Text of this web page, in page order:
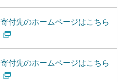
寄付先のホームページはこちら
寄付先のホームページはこちら